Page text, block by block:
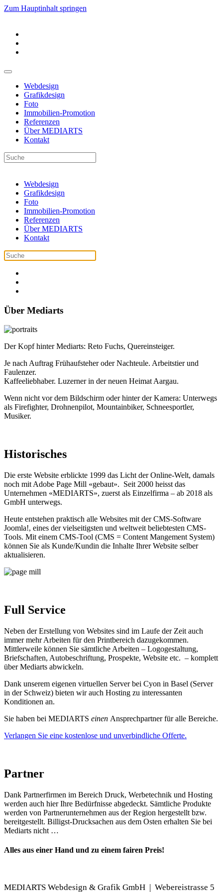
Zum Hauptinhalt springen
Webdesign
Grafikdesign
Foto
Immobilien-Promotion
Referenzen
Über MEDIARTS
Kontakt
Webdesign
Grafikdesign
Foto
Immobilien-Promotion
Referenzen
Über MEDIARTS
Kontakt
Über Mediarts
Der Kopf hinter Mediarts: Reto Fuchs, Quereinsteiger.
Je nach Auftrag Frühaufsteher oder Nachteule. Arbeitstier und
Faulenzer.
Kaffeeliebhaber. Luzerner in der neuen Heimat Aargau.
Wenn nicht vor dem Bildschirm oder hinter der Kamera: Unterwegs
als Firefighter, Drohnenpilot, Mountainbiker, Schneesportler,
Musiker.
Historisches
Die erste Website erblickte 1999 das Licht der Online-Welt, damals
noch mit Adobe Page Mill «gebaut». Seit 2000 heisst das
Unternehmen «MEDIARTS», zuerst als Einzelfirma – ab 2018 als
GmbH unterwegs.
Heute entstehen praktisch alle Websites mit der CMS-Software
Joomla!, eines der vielseitigsten und weltweit beliebtesten CMS-
Tools. Mit einem CMS-Tool (CMS = Content Mangement System)
können Sie als Kunde/Kundin die Inhalte Ihrer Website selber
aktualisieren.
Full Service
Neben der Erstellung von Websites sind im Laufe der Zeit auch
immer mehr Arbeiten für den Printbereich dazugekommen.
Mittlerweile können Sie sämtliche Arbeiten – Logogestaltung,
Briefschaften, Autobeschriftung, Prospekte, Website etc. – komplett
über Mediarts abwickeln.
Dank unserem eigenen virtuellen Server bei Cyon in Basel (Server
in der Schweiz) bieten wir auch Hosting zu interessanten
Konditionen an.
Sie haben bei MEDIARTS einen Ansprechpartner für alle Bereiche.
Verlangen Sie eine kostenlose und unverbindliche Offerte.
Partner
Dank Partnerfirmen im Bereich Druck, Werbetechnik und Hosting
werden auch hier Ihre Bedürfnisse abgedeckt. Sämtliche Produkte
werden von Partnerunternehmen aus der Region hergestellt bzw.
bereitgestellt. Billigst-Drucksachen aus dem Osten erhalten Sie bei
Mediarts nicht …
Alles aus einer Hand und zu einem fairen Preis!
MEDIARTS Webdesign & Grafik GmbH | Webereistrasse 5